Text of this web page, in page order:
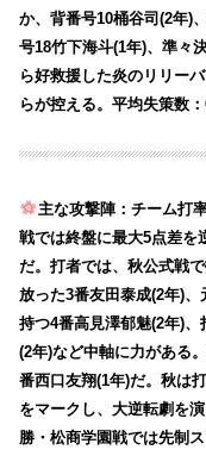
か、背番号10桶谷司(2年)
号18竹下海斗(1年)、準々
ら好救援した炎のリリー
らが控える。平均失策数
主な攻撃陣：チーム打
戦では終盤に最大5点差を
だ。打者では、秋公式戦
放った3番友田泰成(2年)
持つ4番高見澤郁魅(2年)
(2年)など中軸に力がある
番西口友翔(1年)だ。秋は
をマークし、大逆転劇を
勝・松商学園戦では先制